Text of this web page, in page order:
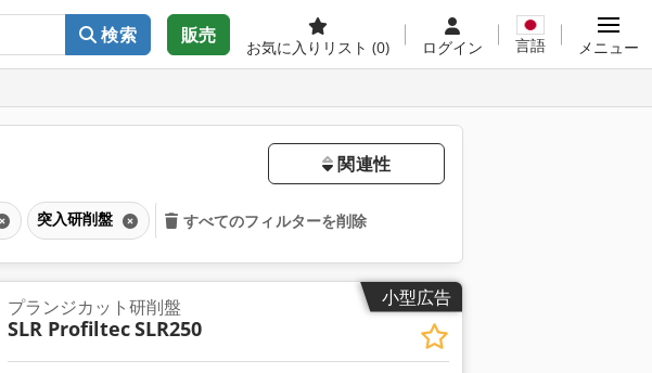
検索 販売
お気に入りリスト (0) ログイン 言語 メニュー
関連性
突入研削盤 すべてのフィルターを削除
小型広告
プランジカット研削盤
SLR ProfiltecSLR250